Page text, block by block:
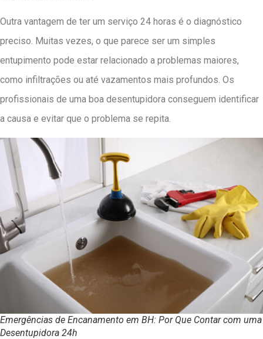
Outra vantagem de ter um serviço 24 horas é o diagnóstico
preciso. Muitas vezes, o que parece ser um simples
entupimento pode estar relacionado a problemas maiores,
como infiltrações ou até vazamentos mais profundos. Os
profissionais de uma boa desentupidora conseguem identificar
a causa e evitar que o problema se repita.
Emergências de Encanamento em BH: Por Que Contar com uma
Desentupidora 24h